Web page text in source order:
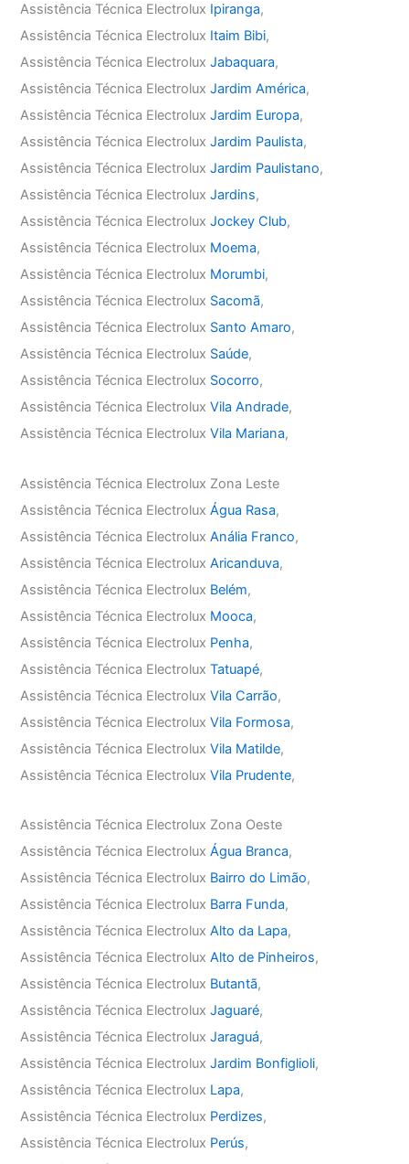
Assistência Técnica Electrolux Ipiranga,
Assistência Técnica Electrolux Itaim Bibi,
Assistência Técnica ElectroluxJabaquara,
Assistência Técnica ElectroluxJardim América,
Assistência Técnica ElectroluxJardim Europa,
Assistência Técnica ElectroluxJardim Paulista,
Assistência Técnica ElectroluxJardim Paulistano,
Assistência Técnica ElectroluxJardins,
Assistência Técnica ElectroluxJockey Club,
Assistência Técnica Electrolux Moema,
Assistência Técnica Electrolux Morumbi,
Assistência Técnica Electrolux Sacomã,
Assistência Técnica Electrolux Santo Amaro,
Assistência Técnica Electrolux Saúde,
Assistência Técnica Electrolux Socorro,
Assistência Técnica ElectroluxVila Andrade,
Assistência Técnica ElectroluxVila Mariana,
Assistência Técnica Electrolux Zona Leste
Assistência Técnica ElectroluxÁgua Rasa,
Assistência Técnica ElectroluxAnália Franco,
Assistência Técnica ElectroluxAricanduva,
Assistência Técnica Electrolux Belém,
Assistência Técnica Electrolux Mooca,
Assistência Técnica Electrolux Penha,
Assistência Técnica ElectroluxTatuapé,
Assistência Técnica ElectroluxVila Carrão,
Assistência Técnica ElectroluxVila Formosa,
Assistência Técnica ElectroluxVila Matilde,
Assistência Técnica ElectroluxVila Prudente,
Assistência Técnica Electrolux Zona Oeste
Assistência Técnica ElectroluxÁgua Branca,
Assistência Técnica Electrolux Bairro do Limão,
Assistência Técnica Electrolux Barra Funda,
Assistência Técnica ElectroluxAlto da Lapa,
Assistência Técnica ElectroluxAlto de Pinheiros,
Assistência Técnica Electrolux Butantã,
Assistência Técnica ElectroluxJaguaré,
Assistência Técnica ElectroluxJaraguá,
Assistência Técnica ElectroluxJardim Bonfiglioli,
Assistência Técnica Electrolux Lapa,
Assistência Técnica Electrolux Perdizes,
Assistência Técnica Electrolux Perús,